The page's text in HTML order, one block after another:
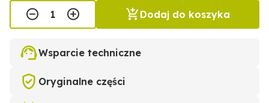
Dodaj do koszyka
Wsparcie techniczne
Oryginalne części